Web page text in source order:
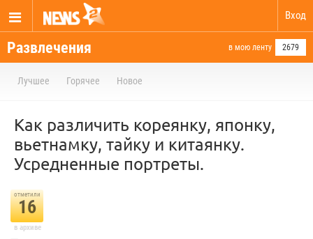
Вход
Развлечения в мою ленту 2679
Лучшее Горячее Новое
Как различить кореянку, японку,
вьетнамку, тайку и китаянку.
Усредненные портреты.
отметили
16
в архиве